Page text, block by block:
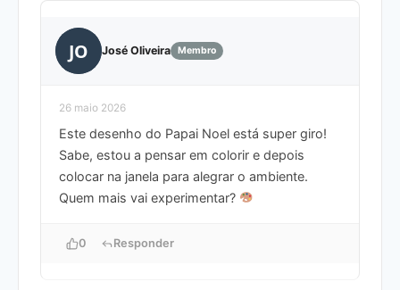
JO José Oliveira Membro
26 maio 2026
Este desenho do Papai Noel está super giro!
Sabe, estou a pensar em colorir e depois
colocar na janela para alegrar o ambiente.
Quem mais vai experimentar?
0 Responder